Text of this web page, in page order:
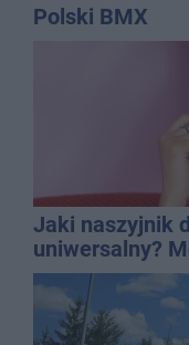
Polski BMX
Jaki naszyjnik
uniwersalny?
wielu stylizacji